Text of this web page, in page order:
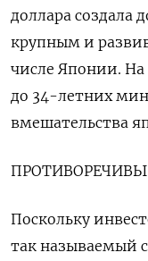
доллара создала
крупным и
числе Японии. На
до 34-летних
вмешательства
Поскольку
так называемый